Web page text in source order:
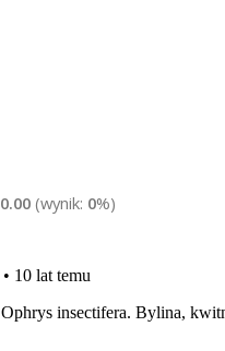
0.00 (wynik: 0%)